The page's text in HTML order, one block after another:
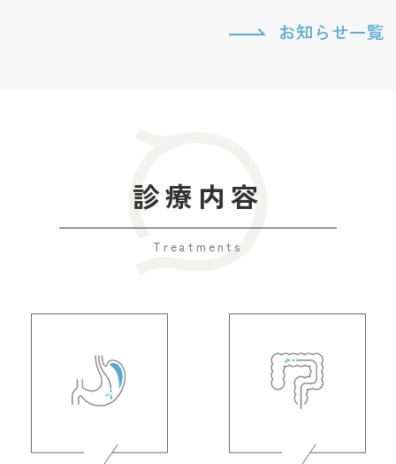
お知らせ一覧
診療内容
Treatments